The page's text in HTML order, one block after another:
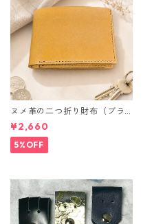
ヌメ革の二つ折り財布（ブラ
ウン系）
¥2,660
5%OFF